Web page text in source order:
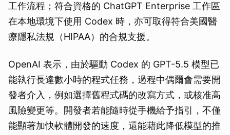
工作流程；符合資格的 ChatGPT Enterprise 工作區
在本地環境下使用 Codex 時，亦可取得符合美國醫
療隱私法規（HIPAA）的合規支援。
OpenAI 表示，由於驅動 Codex 的 GPT-5.5 模型已
能執行長達數小時的程式任務，過程中偶爾會需要開
發者介入，例如選擇舊程式碼的改寫方式，或核准高
風險變更等。開發者若能隨時從手機給予指引，不僅
能顯著加快軟體開發的速度，還能藉此降低模型的推